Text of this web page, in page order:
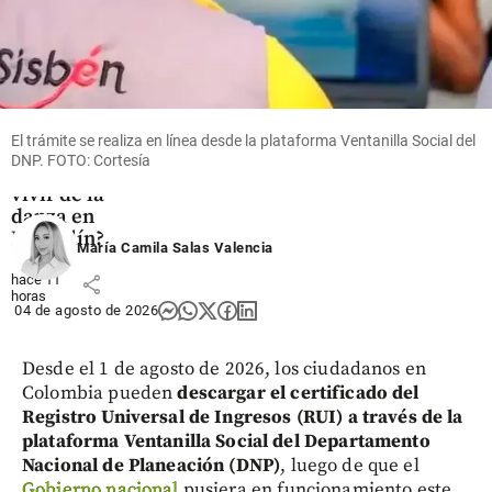
Cultura
Nadie
quita lo
bailado:
¿es
rentable
vivir de la
danza en
Medellín?
hace 11
horas
share
El trámite se realiza en línea desde la plataforma Ventanilla Social del
DNP. FOTO: Cortesía
María Camila Salas Valencia
04 de agosto de 2026
Desde el 1 de agosto de 2026, los ciudadanos en
Colombia puedendescargar el certificado del
Registro Universal de Ingresos (RUI) a través de la
plataforma Ventanilla Social del Departamento
Nacional de Planeación (DNP), luego de que el